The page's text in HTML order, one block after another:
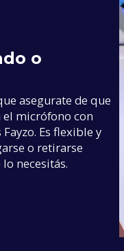
o
asegurate de que
el micrófono con
Es flexible y
o retirarse
necesitás.